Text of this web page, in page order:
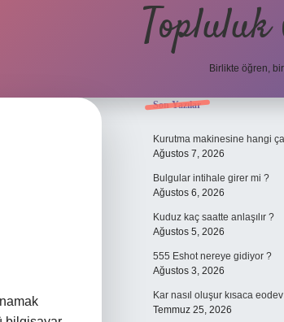
Birlikte öğren,
Sidebar
Son Yazılar
Kurutma makinesine hangi
Ağustos 7, 2026
Bulgular intihale girer mi ?
Ağustos 6, 2026
Kuduz kaç saatte anlaşılır ?
Ağustos 5, 2026
555 Eshot nereye gidiyor ?
Ağustos 3, 2026
Kar nasıl oluşur kısaca
Temmuz 25, 2026